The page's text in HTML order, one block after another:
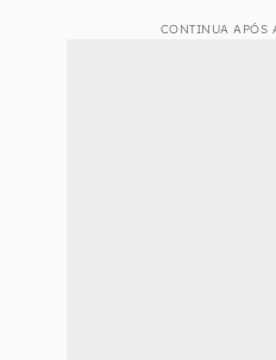
CONTINUA APÓS